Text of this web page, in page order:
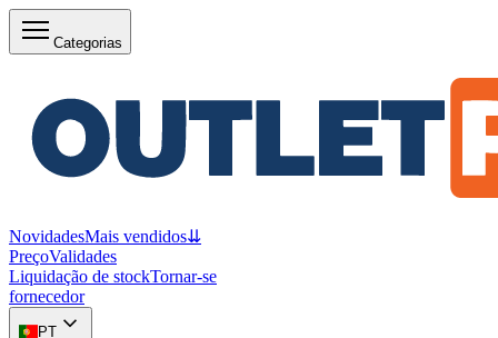
Categorias
NovidadesMais vendidos⇊
PreçoValidades
Liquidação de stockTornar-se
fornecedor
PT